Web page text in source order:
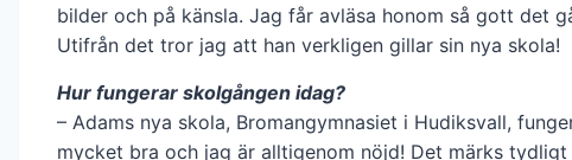
bilder och på känsla. Jag får avläsa honom så gott det
Utifrån det tror jag att han verkligen gillar sin nya skola!
Hur fungerar skolgången idag?
– Adams nya skola, Bromangym­nasiet i Hudiksvall,
mycket bra och jag är alltigenom nöjd! Det märks